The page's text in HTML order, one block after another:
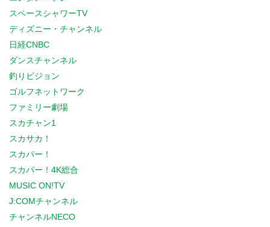
スペースシャワーTV
ディズニー・チャンネル
日経CNBC
ダンスチャンネル
釣りビジョン
ゴルフネットワーク
ファミリー劇場
スカチャン1
スカサカ！
スカパー！
スカパー！4K総合
MUSIC ON!TV
J:COMチャンネル
チャンネルNECO